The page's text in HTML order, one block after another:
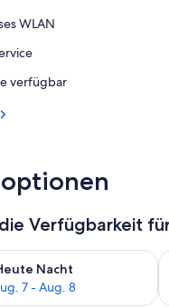
WLAN
verfügbar
Verfügbarkeit
Nacht
7 - Aug. 8
für heute